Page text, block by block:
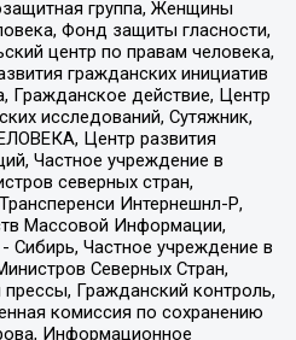
группа, Женщины
Фонд защиты гласности,
центр по правам человека,
гражданских инициатив
Гражданское действие, Центр
исследований, Сутяжник,
Центр развития
Частное учреждение в
северных стран,
Интернешнл-Р,
Массовой Информации,
Сибирь, Частное учреждение в
Северных Стран,
Гражданский контроль,
комиссия по сохранению
Информационное